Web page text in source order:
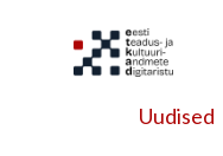
Uudised
Töövood>